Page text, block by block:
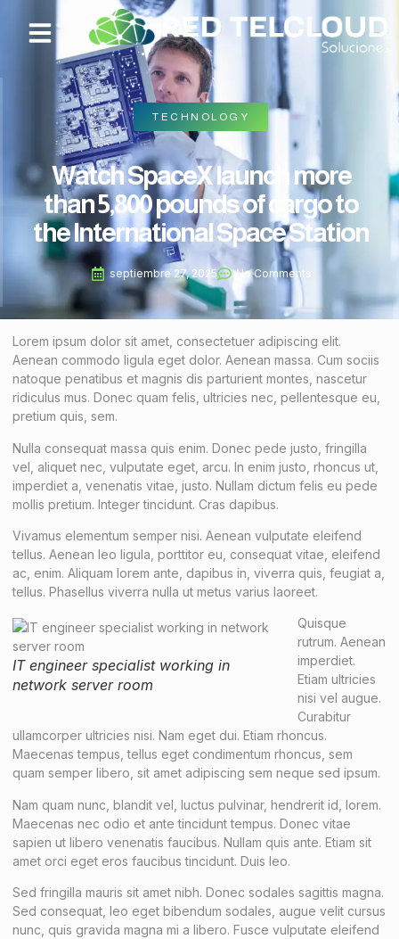
TECHNOLOGY
Watch SpaceX launch more
than 5,800 pounds of cargo to
the International Space Station
septiembre 27, 2025 No Comments
Lorem ipsum dolor sit amet, consectetuer adipiscing elit.
Aenean commodo ligula eget dolor. Aenean massa. Cum sociis
natoque penatibus et magnis dis parturient montes, nascetur
ridiculus mus. Donec quam felis, ultricies nec, pellentesque eu,
pretium quis, sem.
Nulla consequat massa quis enim. Donec pede justo, fringilla
vel, aliquet nec, vulputate eget, arcu. In enim justo, rhoncus ut,
imperdiet a, venenatis vitae, justo. Nullam dictum felis eu pede
mollis pretium. Integer tincidunt. Cras dapibus.
Vivamus elementum semper nisi. Aenean vulputate eleifend
tellus. Aenean leo ligula, porttitor eu, consequat vitae, eleifend
ac, enim. Aliquam lorem ante, dapibus in, viverra quis, feugiat a,
tellus. Phasellus viverra nulla ut metus varius laoreet.
IT engineer specialist working in
network server room
Quisque
rutrum. Aenean
imperdiet.
Etiam ultricies
nisi vel augue.
Curabitur
ullamcorper ultricies nisi. Nam eget dui. Etiam rhoncus.
Maecenas tempus, tellus eget condimentum rhoncus, sem
quam semper libero, sit amet adipiscing sem neque sed ipsum.
Nam quam nunc, blandit vel, luctus pulvinar, hendrerit id, lorem.
Maecenas nec odio et ante tincidunt tempus. Donec vitae
sapien ut libero venenatis faucibus. Nullam quis ante. Etiam sit
amet orci eget eros faucibus tincidunt. Duis leo.
Sed fringilla mauris sit amet nibh. Donec sodales sagittis magna.
Sed consequat, leo eget bibendum sodales, augue velit cursus
nunc, quis gravida magna mi a libero. Fusce vulputate eleifend